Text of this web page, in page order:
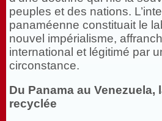
peuples et des nations.
panaméenne constituait le
nouvel impérialisme,
international et légitimé par
circonstance.
Du Panama au Venezuela,
recyclée